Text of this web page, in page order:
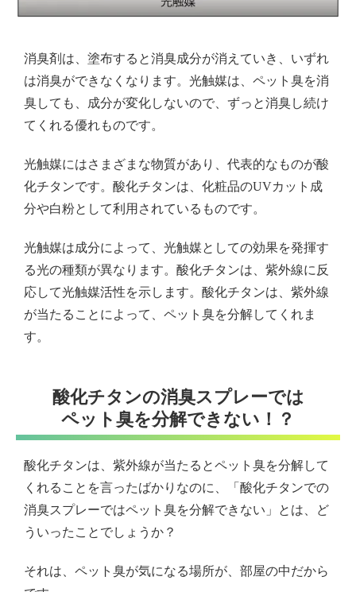
消臭剤は、塗布すると消臭成分が消えていき、いずれ
は消臭ができなくなります。光触媒は、ペット臭を消
臭しても、成分が変化しないので、ずっと消臭し続け
てくれる優れものです。
光触媒にはさまざまな物質があり、代表的なものが酸
化チタンです。酸化チタンは、化粧品のUVカット成
分や白粉として利用されているものです。
光触媒は成分によって、光触媒としての効果を発揮す
る光の種類が異なります。酸化チタンは、紫外線に反
応して光触媒活性を示します。酸化チタンは、紫外線
が当たることによって、ペット臭を分解してくれま
す。
酸化チタンの消臭スプレーでは
ペット臭を分解できない！？
酸化チタンは、紫外線が当たるとペット臭を分解して
くれることを言ったばかりなのに、「酸化チタンでの
消臭スプレーではペット臭を分解できない」とは、ど
ういったことでしょうか？
それは、ペット臭が気になる場所が、部屋の中だから